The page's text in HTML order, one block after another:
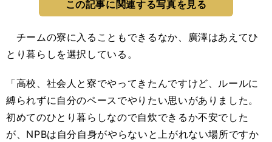
この記事に関連する写真を見る
チームの寮に入ることもできるなか、廣澤はあえてひ
とり暮らしを選択している。
「高校、社会人と寮でやってきたんですけど、ルールに
縛られずに自分のペースでやりたい思いがありました。
初めてのひとり暮らしなので自炊できるか不安でした
が、NPBは自分自身がやらないと上がれない場所ですか